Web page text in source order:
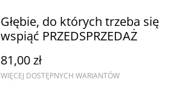
Głębie, do których trzeba się
wspiąć PRZEDSPRZEDAŻ
81,00 zł
WIĘCEJ DOSTĘPNYCH WARIANTÓW